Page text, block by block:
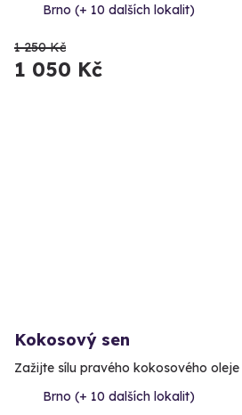
Brno (+ 10 dalších lokalit)
1 250 Kč
1 050 Kč
Kokosový sen
Zažijte sílu pravého kokosového oleje
Brno (+ 10 dalších lokalit)